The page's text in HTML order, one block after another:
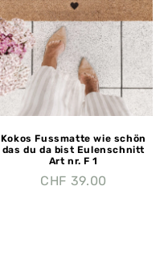
Kokos Fussmatte wie schön
das du da bist Eulenschnitt
Art nr. F 1
CHF 39.00